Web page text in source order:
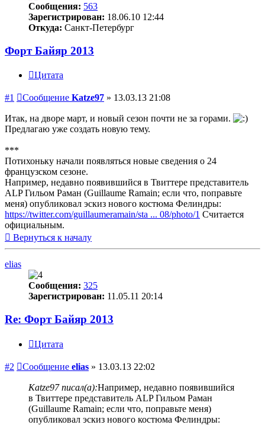
Сообщения: 563
Зарегистрирован: 18.06.10 12:44
Откуда: Санкт-Петербург
Форт Байяр 2013
Цитата
#1 Сообщение Katze97 » 13.03.13 21:08
Итак, на дворе март, и новый сезон почти не за горами.
Предлагаю уже создать новую тему.
***
Потихоньку начали появляться новые сведения о 24
французском сезоне.
Например, недавно появившийся в Твиттере представитель
ALP Гильом Раман (Guillaume Ramain; если что, поправьте
меня) опубликовал эскиз нового костюма Фелиндры:
https://twitter.com/guillaumeramain/sta ... 08/photo/1 Считается
официальным.
Вернуться к началу
elias
Сообщения: 325
Зарегистрирован: 11.05.11 20:14
Re: Форт Байяр 2013
Цитата
#2 Сообщение elias » 13.03.13 22:02
Katze97 писал(а):Например, недавно появившийся
в Твиттере представитель ALP Гильом Раман
(Guillaume Ramain; если что, поправьте меня)
опубликовал эскиз нового костюма Фелиндры: